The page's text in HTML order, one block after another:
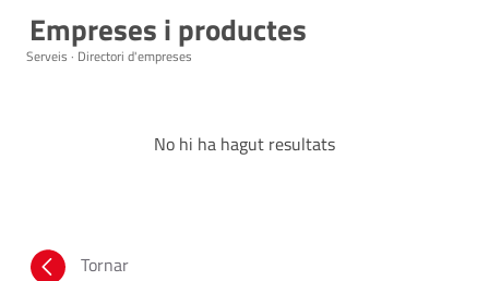
Empreses i productes
Serveis · Directori d'empreses
No hi ha hagut resultats
Tornar